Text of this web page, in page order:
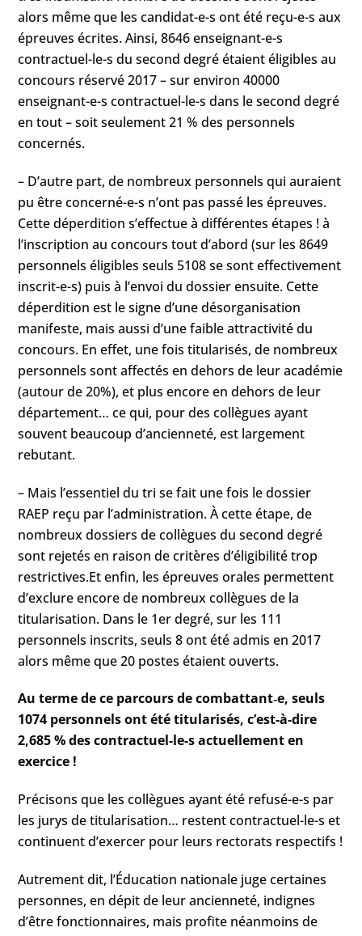
alors même que les candidat-e-s ont été reçu-e-s aux
épreuves écrites. Ainsi, 8646 enseignant-e-s
contractuel-le-s du second degré étaient éligibles au
concours réservé 2017 – sur environ 40000
enseignant-e-s contractuel-le-s dans le second degré
en tout – soit seulement 21 % des personnels
concernés.
– D’autre part, de nombreux personnels qui auraient
pu être concerné-e-s n’ont pas passé les épreuves.
Cette déperdition s’effectue à différentes étapes ! à
l’inscription au concours tout d’abord (sur les 8649
personnels éligibles seuls 5108 se sont effectivement
inscrit-e-s) puis à l’envoi du dossier ensuite. Cette
déperdition est le signe d’une désorganisation
manifeste, mais aussi d’une faible attractivité du
concours. En effet, une fois titularisés, de nombreux
personnels sont affectés en dehors de leur académie
(autour de 20%), et plus encore en dehors de leur
département… ce qui, pour des collègues ayant
souvent beaucoup d’ancienneté, est largement
rebutant.
– Mais l’essentiel du tri se fait une fois le dossier
RAEP reçu par l’administration. À cette étape, de
nombreux dossiers de collègues du second degré
sont rejetés en raison de critères d’éligibilité trop
restrictives.Et enfin, les épreuves orales permettent
d’exclure encore de nombreux collègues de la
titularisation. Dans le 1er degré, sur les 111
personnels inscrits, seuls 8 ont été admis en 2017
alors même que 20 postes étaient ouverts.
Au terme de ce parcours de combattant‑e, seuls
1074 personnels ont été titularisés, c’est-à-dire
2,685 % des contractuel-le-s actuellement en
exercice !
Précisons que les collègues ayant été refusé-e-s par
les jurys de titularisation… restent contractuel-le-s et
continuent d’exercer pour leurs rectorats respectifs !
Autrement dit, l’Éducation nationale juge certaines
personnes, en dépit de leur ancienneté, indignes
d’être fonctionnaires, mais profite néanmoins de